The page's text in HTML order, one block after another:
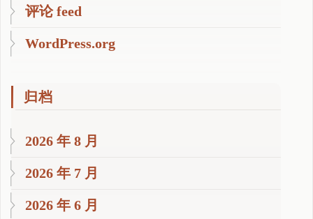
评论 feed
WordPress.org
归档
2026 年 8 月
2026 年 7 月
2026 年 6 月